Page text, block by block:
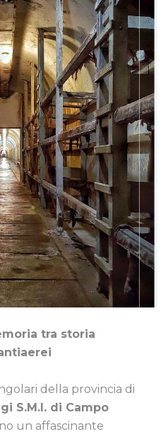
tra storia
della provincia di
S.M.I. di Campo
un affascinante